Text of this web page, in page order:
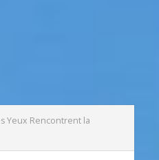
Yeux Rencontrent la